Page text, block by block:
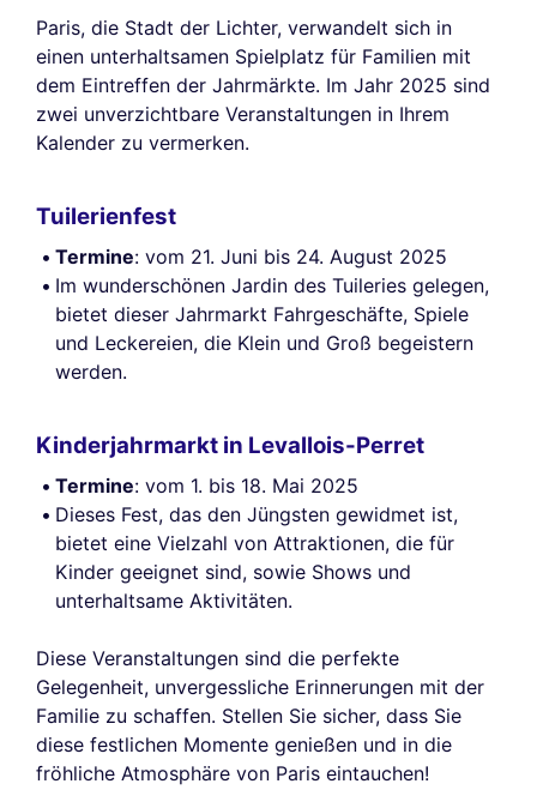
Paris, die Stadt der Lichter, verwandelt sich in
einen unterhaltsamen Spielplatz für Familien mit
dem Eintreffen der Jahrmärkte. Im Jahr 2025 sind
zwei unverzichtbare Veranstaltungen in Ihrem
Kalender zu vermerken.
Tuilerienfest
Termine: vom 21. Juni bis 24. August 2025
Im wunderschönen Jardin des Tuileries gelegen,
bietet dieser Jahrmarkt Fahrgeschäfte, Spiele
und Leckereien, die Klein und Groß begeistern
werden.
Kinderjahrmarkt in Levallois-Perret
Termine: vom 1. bis 18. Mai 2025
Dieses Fest, das den Jüngsten gewidmet ist,
bietet eine Vielzahl von Attraktionen, die für
Kinder geeignet sind, sowie Shows und
unterhaltsame Aktivitäten.
Diese Veranstaltungen sind die perfekte
Gelegenheit, unvergessliche Erinnerungen mit der
Familie zu schaffen. Stellen Sie sicher, dass Sie
diese festlichen Momente genießen und in die
fröhliche Atmosphäre von Paris eintauchen!